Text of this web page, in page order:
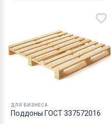
ДЛЯ БИЗНЕСА
Поддоны ГОСТ 337572016